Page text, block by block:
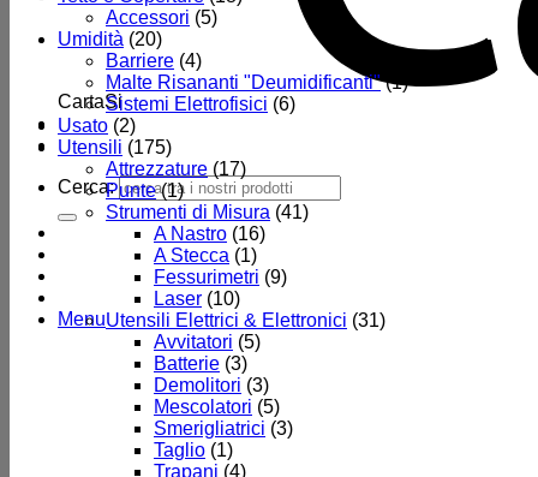
CartaSi
Cerca:
Menu
Accessori (5)
Umidità (20)
Barriere (4)
Malte Risananti "Deumidificanti" (1)
Sistemi Elettrofisici (6)
Usato (2)
Utensili (175)
Attrezzature (17)
Punte (1)
Strumenti di Misura (41)
A Nastro (16)
A Stecca (1)
Fessurimetri (9)
Laser (10)
Utensili Elettrici & Elettronici (31)
Avvitatori (5)
Batterie (3)
Demolitori (3)
Mescolatori (5)
Smerigliatrici (3)
Taglio (1)
Trapani (4)